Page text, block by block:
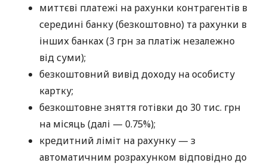
миттєві платежі на рахунки контрагентів в
середині банку (безкоштовно) та рахунки в
інших банках (3 грн за платіж незалежно
від суми);
безкоштовний вивід доходу на особисту
картку;
безкоштовне зняття готівки до 30 тис. грн
на місяць (далі — 0.75%);
кредитний ліміт на рахунку — з
автоматичним розрахунком відповідно до